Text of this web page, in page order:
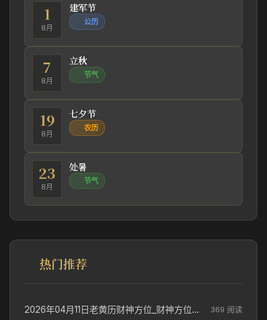
1
8月
建军节
公历
7
8月
立秋
节气
19
8月
七夕节
农历
23
8月
处暑
节气
热门推荐
2026年04月11日老黄历财神方位_财神方位与供奉讲究 369 阅读